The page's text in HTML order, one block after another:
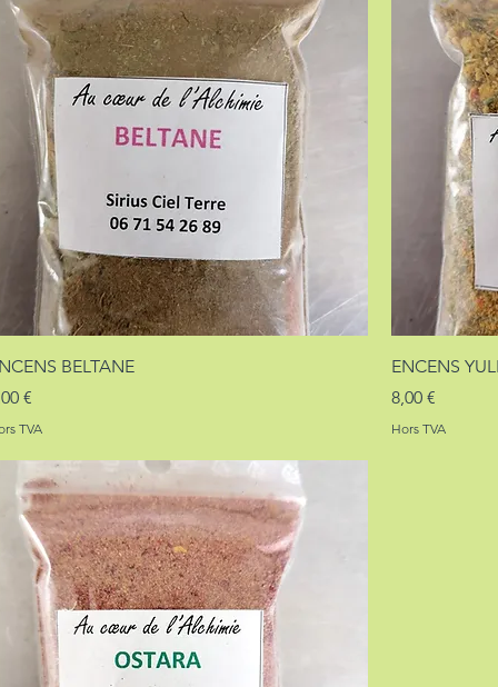
BELTANE
€
TVA
ENCENS
Prix
8,00 €
Hors TVA